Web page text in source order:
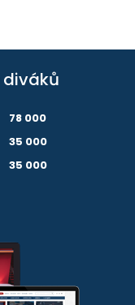
diváků
78 000
35 000
35 000